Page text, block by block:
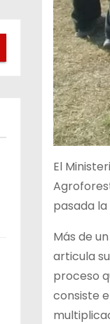
El
pasada
Más de
articula
proceso
consiste